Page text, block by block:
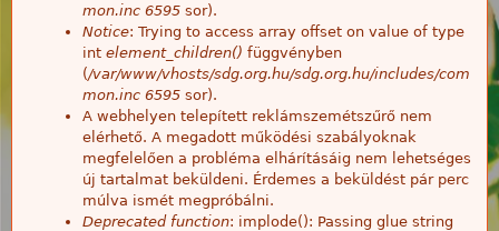
mon.inc 6595 sor).
Notice: Trying to access array offset on value of type
int element_children() függvényben
(/var/www/vhosts/sdg.org.hu/sdg.org.hu/includes/com
mon.inc 6595 sor).
A webhelyen telepített reklámszemétszűrő nem
elérhető. A megadott működési szabályoknak
megfelelően a probléma elhárításáig nem lehetséges
új tartalmat beküldeni. Érdemes a beküldést pár perc
múlva ismét megpróbálni.
Deprecated function: implode(): Passing glue string